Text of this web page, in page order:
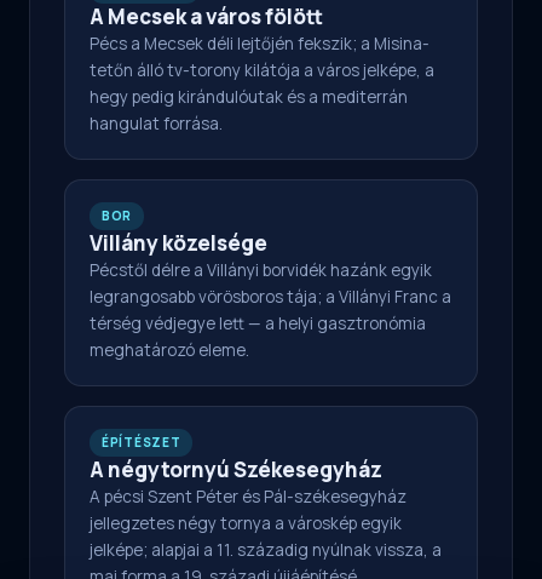
A Mecsek a város fölött
Pécs a Mecsek déli lejtőjén fekszik; a Misina-
tetőn álló tv-torony kilátója a város jelképe, a
hegy pedig kirándulóutak és a mediterrán
hangulat forrása.
BOR
Villány közelsége
Pécstől délre a Villányi borvidék hazánk egyik
legrangosabb vörösboros tája; a Villányi Franc a
térség védjegye lett — a helyi gasztronómia
meghatározó eleme.
ÉPÍTÉSZET
A négytornyú Székesegyház
A pécsi Szent Péter és Pál-székesegyház
jellegzetes négy tornya a városkép egyik
jelképe; alapjai a 11. századig nyúlnak vissza, a